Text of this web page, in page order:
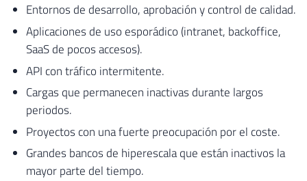
Entornos de desarrollo, aprobación y control de calidad.
Aplicaciones de uso esporádico (intranet, backoffice,
SaaS de pocos accesos).
API con tráfico intermitente.
Cargas que permanecen inactivas durante largos
periodos.
Proyectos con una fuerte preocupación por el coste.
Grandes bancos de hiperescala que están inactivos la
mayor parte del tiempo.